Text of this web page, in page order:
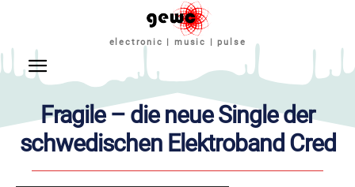
electronic | music | pulse
Fragile – die neue Single der
schwedischen Elektroband Cred